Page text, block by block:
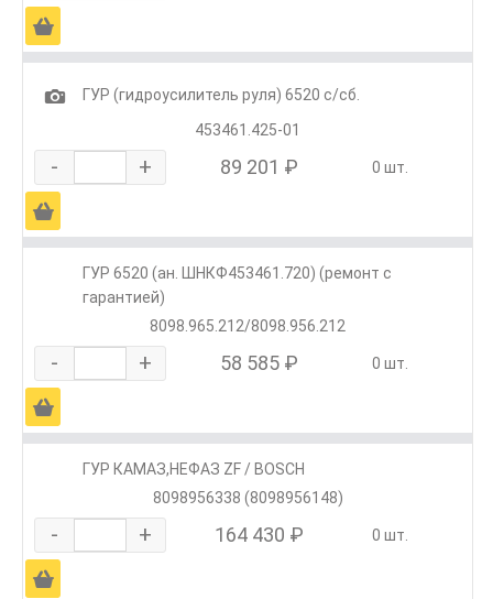
Ä
1
ГУР (гидроусилитель руля) 6520 с/сб.
453461.425-01
- + 89 201 ₽ 0 шт.
Ä
ГУР 6520 (ан. ШНКФ453461.720) (ремонт с
гарантией)
8098.965.212/8098.956.212
- + 58 585 ₽ 0 шт.
Ä
ГУР КАМАЗ,НЕФАЗ ZF / BOSCH
8098956338 (8098956148)
- + 164 430 ₽ 0 шт.
Ä